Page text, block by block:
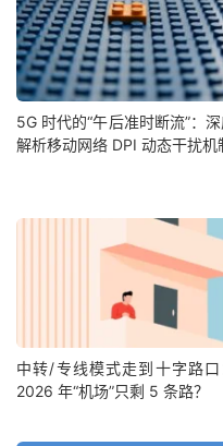
5G 时代的“午后准时断流”：
解析移动网络 DPI 动态干扰机
中转/专线模式走到十字路口
2026 年“机场”只剩 5 条路？